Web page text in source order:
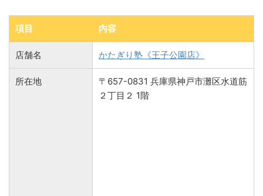
項目 内容
店舗名 かたぎり塾《王子公園店》
所在地
〒657-0831 兵庫県神戸市灘区水道筋
２丁目２ 1階